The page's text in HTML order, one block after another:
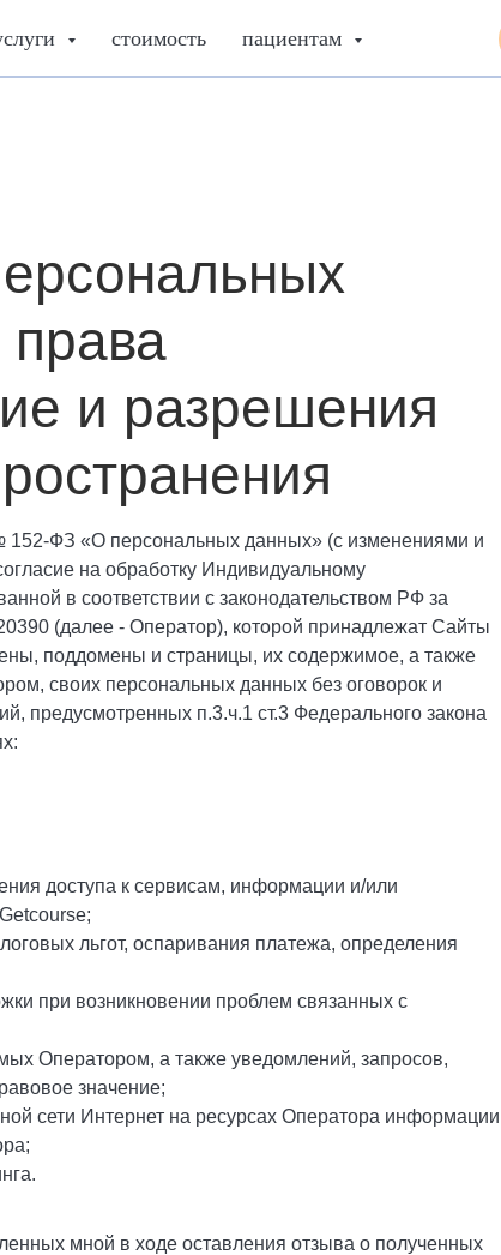
стоимость пациентам
и разрешения
152-ФЗ «О персональных данных» (с изменениями и
на обработку Индивидуальному
в соответствии с законодательством РФ за
(далее - Оператор), которой принадлежат Сайты
поддомены и страницы, их содержимое, а также
своих персональных данных без оговорок и
предусмотренных п.3.ч.1 ст.3 Федерального закона
доступа к сервисам, информации и/или
льгот, оспаривания платежа, определения
при возникновении проблем связанных с
Оператором, а также уведомлений, запросов,
значение;
сети Интернет на ресурсах Оператора информации
мной в ходе оставления отзыва о полученных